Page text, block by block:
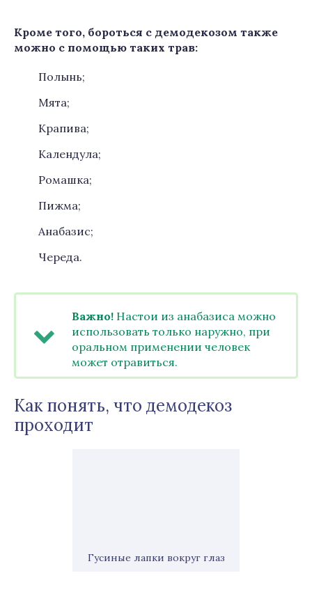
Кроме того, бороться с демодекозом также
можно с помощью таких трав:
Полынь;
Мята;
Крапива;
Календула;
Ромашка;
Пижма;
Анабазис;
Череда.
Важно! Настои из анабазиса можно
использовать только наружно, при
оральном применении человек
может отравиться.
Как понять, что демодекоз
проходит
Гусиные лапки вокруг глаз